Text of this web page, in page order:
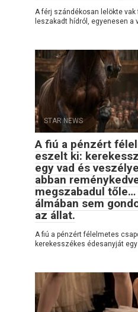
A férj szándékosan lelökte
leszakadt hídról, egyenesen a
STAR NEWS
A fiú a pénzért
eszelt ki:
egy vad és
abban
megszabadul tőle…
álmában sem
az állat.
A fiú a pénzért félelmetes
kerekesszékes édesanyját